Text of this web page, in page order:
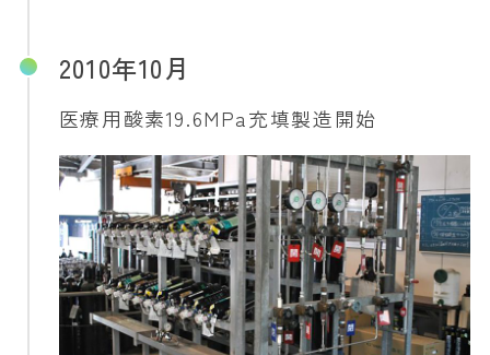
2010年10月
医療用酸素19.6MPa充填製造開始